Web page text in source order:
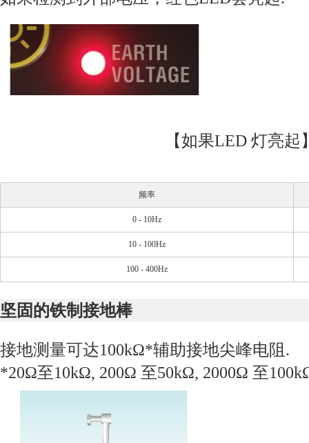
【如果LED灯亮起
频率
0 - 10Hz
10 - 100Hz
100 - 400Hz
坚固的铁制接地棒
接地测量可达100kΩ*辅助接地尖峰电阻 .
*20Ω至10kΩ, 200Ω 至50kΩ, 2000Ω 至